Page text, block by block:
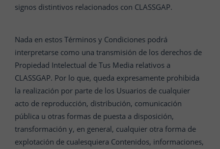
signos distintivos relacionados con CLASSGAP.
Nada en estos Términos y Condiciones podrá
interpretarse como una transmisión de los derechos de
Propiedad Intelectual de Tus Media relativos a
CLASSGAP. Por lo que, queda expresamente prohibida
la realización por parte de los Usuarios de cualquier
acto de reproducción, distribución, comunicación
pública u otras formas de puesta a disposición,
transformación y, en general, cualquier otra forma de
explotación de cualesquiera Contenidos, informaciones,